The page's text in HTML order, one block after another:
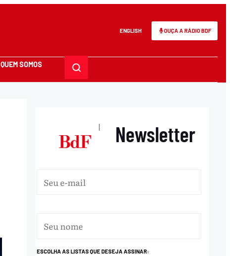
ENGLISH OUÇA A RÁDIO BDF
QUEM SOMOS
| Newsletter
ESCOLHA AS LISTAS QUE DESEJA ASSINAR: